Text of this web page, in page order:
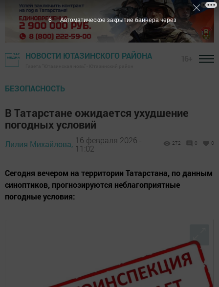
НОВОСТИ ЮТАЗИНСКОГО РАЙОНА
БЕЗОПАСНОСТЬ
В Татарстане ожидается ухудшение
погодных условий
Лилия Михайлова, 16 февраля 2026 -
11:02
272 0 0
Сегодня вечером на территории Татарстана, по данным
синоптиков, прогнозируются неблагоприятные
погодные условия:
5 Автоматическое закрытие баннера через